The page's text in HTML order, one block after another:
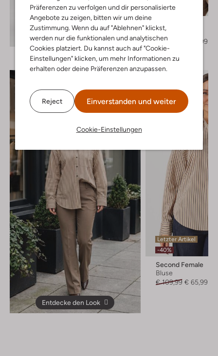
Präferenzen zu verfolgen und dir personalisierte
Angebote zu zeigen, bitten wir um deine
Zustimmung. Wenn du auf "Ablehnen" klickst,
werden nur die funktionalen und analytischen
Cookies platziert. Du kannst auch auf "Cookie-
Einstellungen" klicken, um mehr Informationen zu
erhalten oder deine Präferenzen anzupassen.
Reject Einverstanden und weiter
Cookie-Einstellungen
Entdecke den Look
-40%
Caroline Biss
Pullover
€ 139,99
€ 83,99
Entdecke den Look
Letzter Artikel
-40%
Second Female
Bluse
€ 109,99 € 65,99